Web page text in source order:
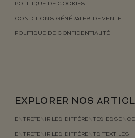
POLITIQUE DE COOKIES
CONDITIONS GÉNÉRALES DE VENTE
POLITIQUE DE CONFIDENTIALITÉ
EXPLORER NOS
ENTRETENIR LES DIFFÉRENTES
ENTRETENIR LES DIFFÉRENTS TEXTILES